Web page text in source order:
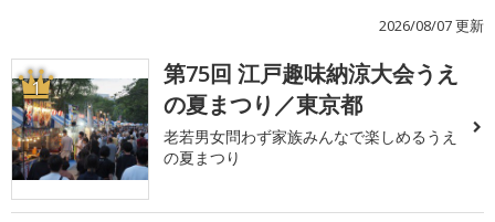
2026/08/07 更新
1
第75回 江戸趣味納涼大会うえ
の夏まつり／東京都
老若男女問わず家族みんなで楽しめるうえ
の夏まつり